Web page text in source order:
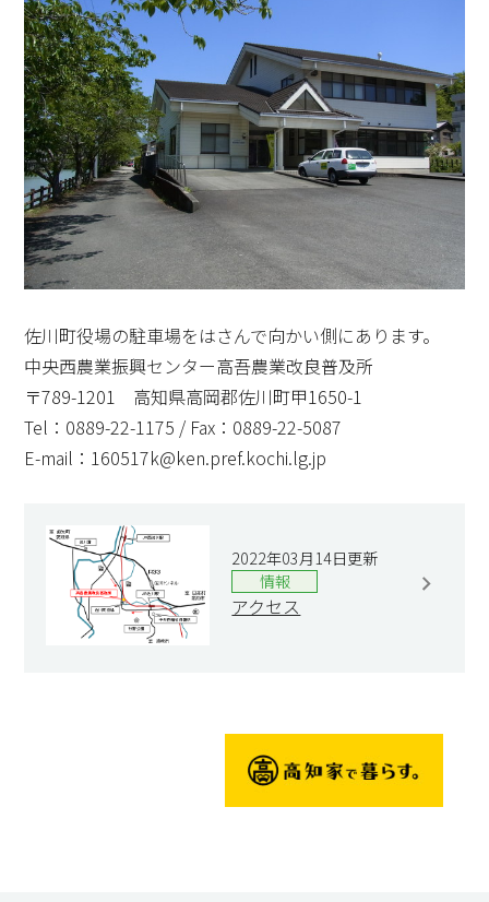
佐川町役場の駐車場をはさんで向かい側にあります。
中央西農業振興センター高吾農業改良普及所
〒789-1201 高知県高岡郡佐川町甲1650-1
Tel：0889-22-1175 / Fax：0889-22-5087
E-mail：160517k@ken.pref.kochi.lg.jp
2022年03月14日更新
情報
アクセス